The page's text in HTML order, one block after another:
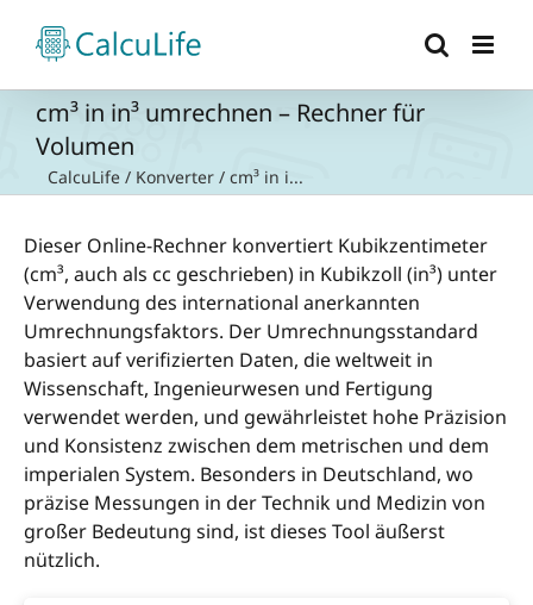
Inhalt
springen
cm³ in in³ umrechnen – Rechner für
Volumen
CalcuLife / Konverter / cm³ in i...
Dieser Online-Rechner konvertiert Kubikzentimeter
(cm³, auch als cc geschrieben) in Kubikzoll (in³) unter
Verwendung des international anerkannten
Umrechnungsfaktors. Der Umrechnungsstandard
basiert auf verifizierten Daten, die weltweit in
Wissenschaft, Ingenieurwesen und Fertigung
verwendet werden, und gewährleistet hohe Präzision
und Konsistenz zwischen dem metrischen und dem
imperialen System. Besonders in Deutschland, wo
präzise Messungen in der Technik und Medizin von
großer Bedeutung sind, ist dieses Tool äußerst
nützlich.